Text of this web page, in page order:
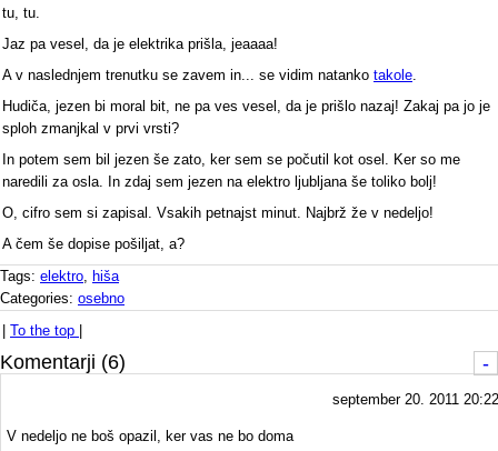
tu, tu.
Jaz pa vesel, da je elektrika prišla, jeaaaa!
A v naslednjem trenutku se zavem in... se vidim natanko takole.
Hudiča, jezen bi moral bit, ne pa ves vesel, da je prišlo nazaj! Zakaj pa jo je
sploh zmanjkal v prvi vrsti?
In potem sem bil jezen še zato, ker sem se počutil kot osel. Ker so me
naredili za osla. In zdaj sem jezen na elektro ljubljana še toliko bolj!
O, cifro sem si zapisal. Vsakih petnajst minut. Najbrž že v nedeljo!
A čem še dopise pošiljat, a?
Tags: elektro, hiša
Categories: osebno
To the top
Komentarji (6) -
september 20. 2011 20:22
V nedeljo ne boš opazil, ker vas ne bo doma